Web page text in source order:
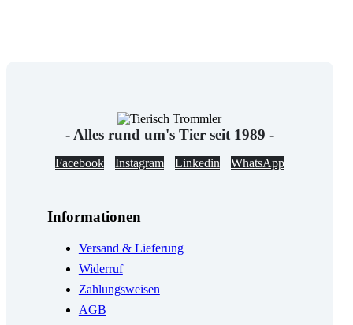
- Alles rund um's Tier seit 1989 -
Facebook Instagram Linkedin WhatsApp
Informationen
Versand & Lieferung
Widerruf
Zahlungsweisen
AGB